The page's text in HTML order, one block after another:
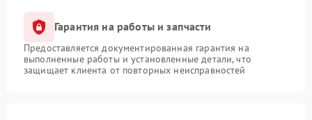
Гарантия на работы и запчасти
Предоставляется документированная гарантия на
выполненные работы и установленные детали, что
защищает клиента от повторных неисправностей